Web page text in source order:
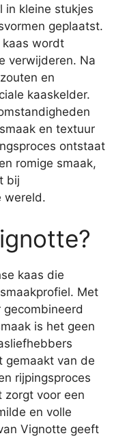
in kleine stukjes
geplaatst.
wordt
verwijderen. Na
en
kaaskelder.
en textuur
ontstaat
romige smaak,
bij
wereld.
kaas die
Met
is het geen
gemaakt van de
rijpingsproces
zorgt voor een
en volle
Vignotte geeft